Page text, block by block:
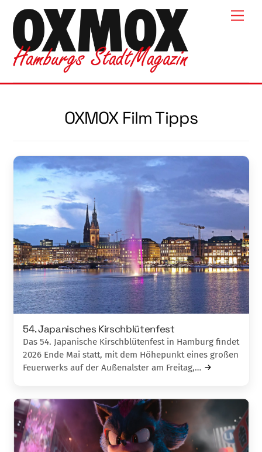
content
OXMOX Film Tipps
54. Japanisches Kirschblütenfest
Das 54. Japanische Kirschblütenfest in Hamburg findet
2026 Ende Mai statt, mit dem Höhepunkt eines großen
Feuerwerks auf der Außenalster am Freitag,…